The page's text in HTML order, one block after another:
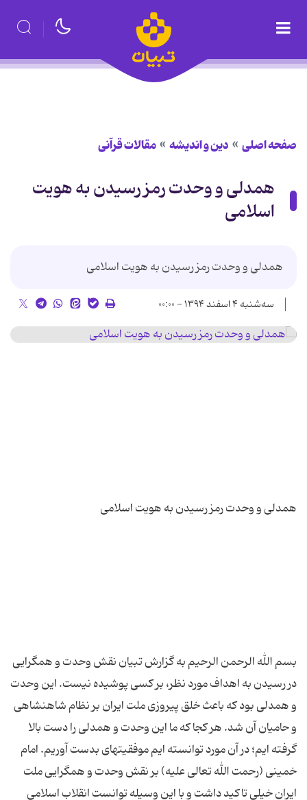
صفحه اصلی دین و اندیشه مقالات قرآنی
همدلی و وحدت رمز رسیدن به هویت
اسلامی
همدلی و وحدت رمز رسیدن به هویت اسلامی
سه‌شنبه ۴ اسفند ۱۳۹۴ - ۰۰:۰۰
بسم الله الرحمن الرحیم به گزارش تبیان نقش وحدت و همگرایی
در رسیدن به اهداف مورد نظر، بر کسی پوشیده نیست. این وحدت
و همدلی بود که باعث خلق پیروزی ملت ایران بر نظام شاهنشاهی
و حامیان آن شد. هر کجا که ما این وحدت و همدلی را دست بالا
گرفته ایم؛ در آن مورد توانسته ایم موفقیتهای بدست آوریم. امام
خمینی (رحمت الله تعالی علیه) بر نقش وحدت و همگرایی ملت
ایران خیلی تاکید داشت و با این وسیله توانست انقلاب اسلامی